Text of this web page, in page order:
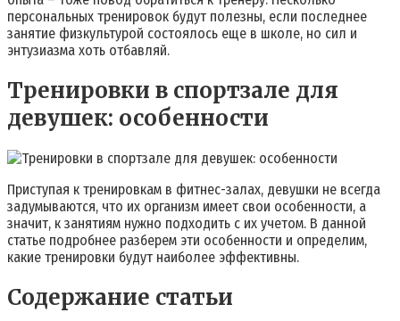
персональных тренировок будут полезны, если последнее
занятие физкультурой состоялось еще в школе, но сил и
энтузиазма хоть отбавляй.
Тренировки в спортзале для
девушек: особенности
Приступая к тренировкам в фитнес-залах, девушки не всегда
задумываются, что их организм имеет свои особенности, а
значит, к занятиям нужно подходить с их учетом. В данной
статье подробнее разберем эти особенности и определим,
какие тренировки будут наиболее эффективны.
Содержание статьи